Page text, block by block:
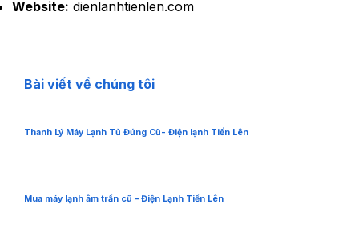
Website: dienlanhtienlen.com
Bài viết về chúng tôi
Thanh Lý Máy Lạnh Tủ Đứng Cũ- Điện lạnh Tiến Lên
Mua máy lạnh âm trần cũ – Điện Lạnh Tiến Lên